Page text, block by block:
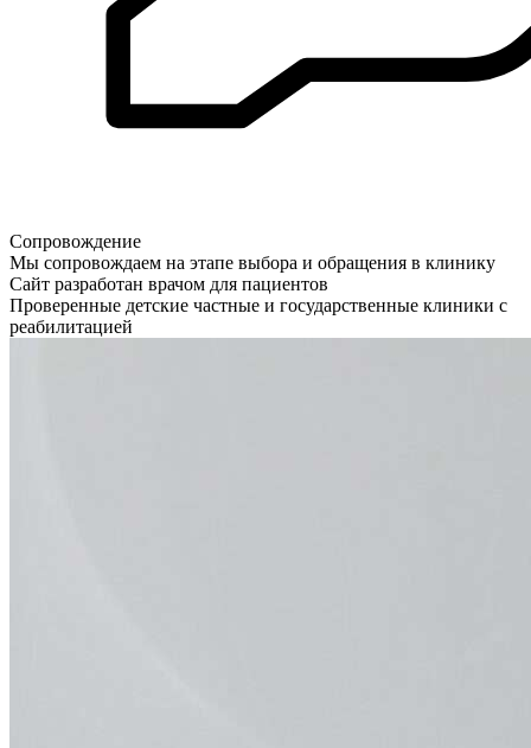
Сопровождение
Мы сопровождаем на этапе выбора и обращения в клинику
Сайт разработан врачом для пациентов
Проверенные детские частные и государственные клиники с
реабилитацией